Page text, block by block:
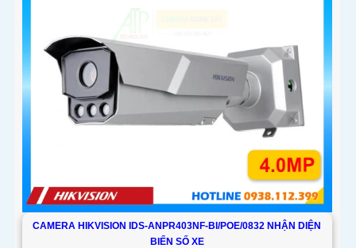
CAMERA HIKVISION IDS-ANPR403NF-BI/POE/0832 NHẬN DIỆN
BIỂN SỐ XE